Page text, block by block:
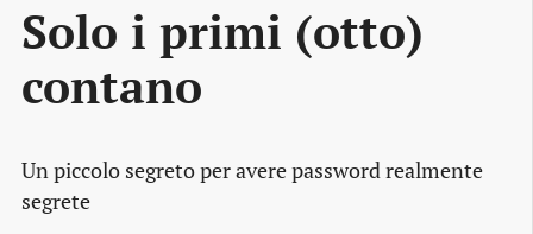
Solo i primi (otto)
contano
Un piccolo segreto per avere password realmente
segrete